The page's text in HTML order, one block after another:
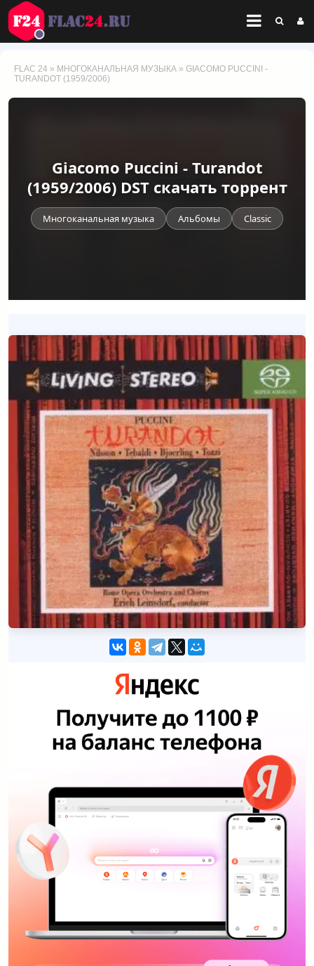
FLAC 24 » МНОГОКАНАЛЬНАЯ МУЗЫКА » GIACOMO PUCCINI -
TURANDOT (1959/2006)
Giacomo Puccini - Turandot
(1959/2006) DST скачать торрент
Многоканальная музыка Альбомы Classic